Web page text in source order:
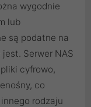
wygodnie
lub
są podatne na
Serwer NAS
cyfrowo,
co
rodzaju